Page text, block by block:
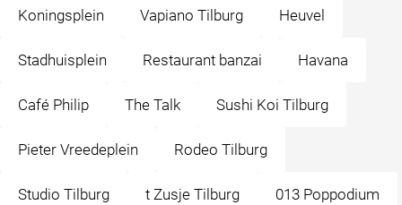
Koningsplein Vapiano Tilburg Heuvel
Stadhuisplein Restaurant banzai Havana
Café Philip The Talk Sushi Koi Tilburg
Pieter Vreedeplein Rodeo Tilburg
Studio Tilburg t Zusje Tilburg 013 Poppodium